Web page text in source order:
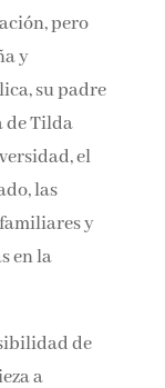
pero
y
su
vida de
un
y
que
de
a